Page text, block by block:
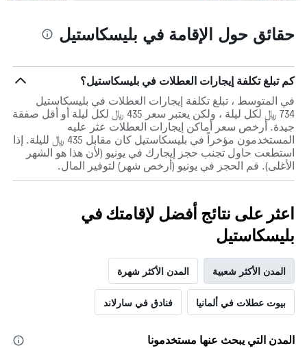
حقائق حول الإقامة في بليسكاستيل
كم تبلغ تكلفة إيجارات العطلات في بليسكاستيل؟
في المتوسط ، تبلغ تكلفة إيجارات العطلات في بليسكاستيل
734 ﷼ لكل ليلة ، ولكن يعتبر سعر 435 ﷼ لكل ليلة أو أقل صفقة
جيدة. أرخص سعر أماكن إيجارات العطلات عثر عليه
المستخدمون مؤخراً في بليسكاستيل كان مقابل 435 ﷼ لليلة. إذا
استطعت حاول تجنب حجز إيجارك في يونيو (لأن هذا هو الشهر
الأغلى). قم الحجز في يونيو (أرخص شهر) لتوفير المال.
اعثر على نتائج أفضل لإقامتك في
بليسكاستيل
المدن الأكثر شعبية المدن الأكثر شهرة
بيوت عطلات في ألمانيا فنادق في سارلاند
المدن التي يبحث عنها مستخدمونا